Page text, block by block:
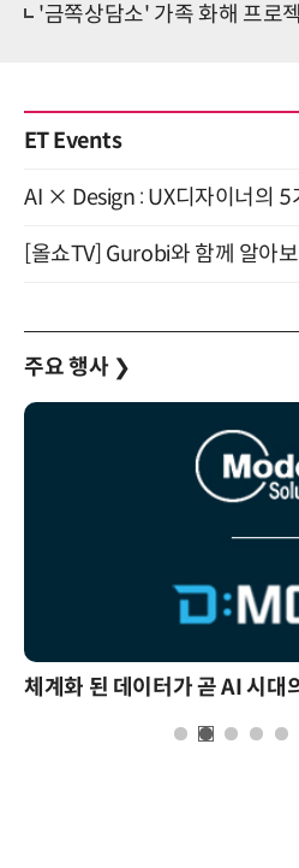
'금쪽상담소' 가족 화해 프로젝트…
ET Events
주요 행사 ❯
체계화 된 데이터가 곧 AI 시대